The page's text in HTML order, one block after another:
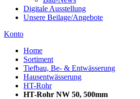
Digitale Ausstellung
Unsere Beilage/Angebote
Konto
Home
Sortiment
Tiefbau, Be- & Entwässerung
Hausentwässerung
HT-Rohr
HT-Rohr NW 50, 500mm